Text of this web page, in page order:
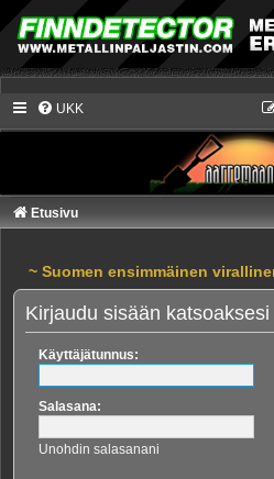
UKK
Etusivu
~ Suomen ensimmäinen
Kirjaudu sisään
Käyttäjätunnus:
Salasana:
Unohdin salasanani